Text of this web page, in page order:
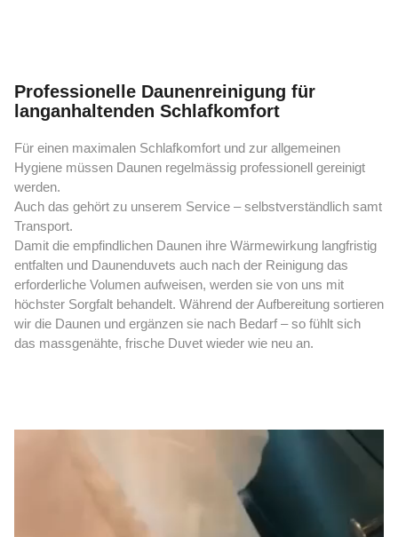
Professionelle Daunenreinigung für
langanhaltenden Schlafkomfort
Für einen maximalen Schlafkomfort und zur allgemeinen
Hygiene müssen Daunen regelmässig professionell gereinigt
werden.
Auch das gehört zu unserem Service – selbstverständlich samt
Transport.
Damit die empfindlichen Daunen ihre Wärmewirkung langfristig
entfalten und Daunenduvets auch nach der Reinigung das
erforderliche Volumen aufweisen, werden sie von uns mit
höchster Sorgfalt behandelt. Während der Aufbereitung sortieren
wir die Daunen und ergänzen sie nach Bedarf – so fühlt sich
das massgenähte, frische Duvet wieder wie neu an.